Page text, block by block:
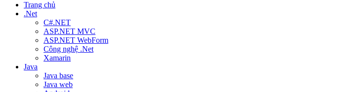
Trang chủ
.Net
C#.NET
ASP.NET MVC
ASP.NET WebForm
Công nghệ .Net
Xamarin
Java
Java base
Java web